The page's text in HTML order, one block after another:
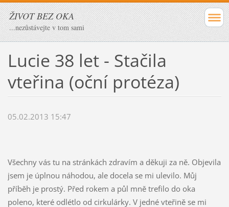
ŽIVOT BEZ OKA
...nezůstávejte v tom sami
Lucie 38 let - Stačila
vteřina (oční protéza)
05.02.2013 15:47
Všechny vás tu na stránkách zdravím a děkuji za ně. Objevila
jsem je úplnou náhodou, ale docela se mi ulevilo. Můj
příběh je prostý. Před rokem a půl mně trefilo do oka
poleno, které odlétlo od cirkulárky. V jedné vteřině se mi